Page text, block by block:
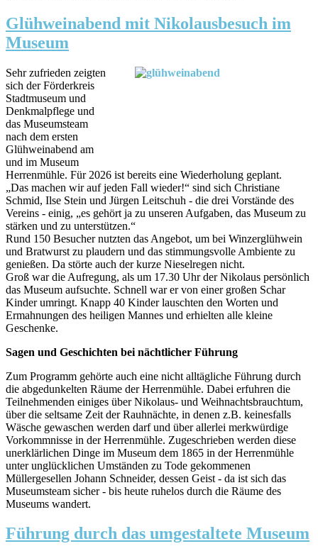
Glühweinabend mit Nikolausbesuch im
Museum
Sehr zufrieden zeigten
sich der Förderkreis
Stadtmuseum und
Denkmalpflege und
das Museumsteam
nach dem ersten
Glühweinabend am
und im Museum
Herrenmühle. Für 2026 ist bereits eine Wiederholung geplant.
„Das machen wir auf jeden Fall wieder!“ sind sich Christiane
Schmid, Ilse Stein und Jürgen Leitschuh - die drei Vorstände des
Vereins - einig, „es gehört ja zu unseren Aufgaben, das Museum zu
stärken und zu unterstützen.“
Rund 150 Besucher nutzten das Angebot, um bei Winzerglühwein
und Bratwurst zu plaudern und das stimmungsvolle Ambiente zu
genießen. Da störte auch der kurze Nieselregen nicht.
Groß war die Aufregung, als um 17.30 Uhr der Nikolaus persönlich
das Museum aufsuchte. Schnell war er von einer großen Schar
Kinder umringt. Knapp 40 Kinder lauschten den Worten und
Ermahnungen des heiligen Mannes und erhielten alle kleine
Geschenke.
Sagen und Geschichten bei nächtlicher Führung
Zum Programm gehörte auch eine nicht alltägliche Führung durch
die abgedunkelten Räume der Herrenmühle. Dabei erfuhren die
Teilnehmenden einiges über Nikolaus- und Weih­nachtsbrauchtum,
über die seltsame Zeit der Rauhnächte, in denen z.B. keinesfalls
Wäsche gewaschen werden darf und über allerlei merkwürdige
Vorkommnisse in der Herrenmühle. Zugeschrieben werden diese
unerklärlichen Dinge im Museum dem 1865 in der Herrenmühle
unter unglücklichen Umständen zu Tode gekommenen
Müllergesellen Johann Schneider, dessen Geist - da ist sich das
Museumsteam sicher - bis heute ruhelos durch die Räume des
Museums wandert.
Führung durch das umgestaltete Museum